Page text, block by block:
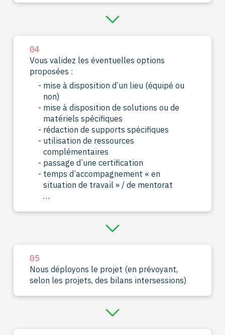
04
Vous validez les éventuelles options
proposées :
mise à disposition d’un lieu (équipé ou
non)
mise à disposition de solutions ou de
matériels spécifiques
rédaction de supports spécifiques
utilisation de ressources
complémentaires
passage d’une certification
temps d’accompagnement « en
situation de travail » / de mentorat
…
05
Nous déployons le projet (en prévoyant,
selon les projets, des bilans intersessions)